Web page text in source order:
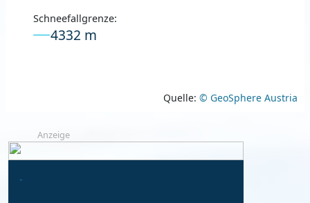
Schneefallgrenze:
4332 m
Quelle: © GeoSphere Austria
Anzeige
-